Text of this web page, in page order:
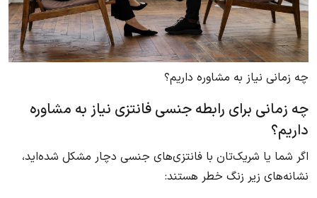
چه زمانی نیاز به مشاوره داریم؟
چه زمانی برای رابطه جنسی فانتزی نیاز به مشاوره
داریم؟
اگر شما یا شریک‌تان با فانتزی‌های جنسی دچار مشکل شده‌اید،
نشانه‌های زیر زنگ خطر هستند: